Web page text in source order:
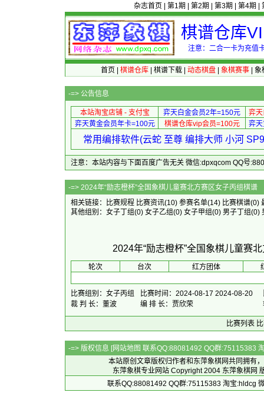
杂志首页 第1期 第2期 第3期 第4期
棋谱仓库
注意：二合一卡为充值
首页 棋谱仓库| 棋谱下载| 动态棋盘| 象棋赛事| 象
-=> 公告信息
本站淘宝店铺 - 支付宝 弈天白金会员2年=150元
弈
弈天黄金会员年卡=100元
棋谱仓库vip会员=100元 弈
常用编排软件(云蛇 至尊 编排大师 小河
注意：本站内容与下面百度广告无关 微信:dpxqcom QQ号
-=> 2024年“励志橙杯”全国象棋儿
相关链接：
比赛规程 比赛资讯(10) 参赛名单(14) 比赛棋谱(0)
其他组别： 女子丁组(0) 女子乙组(0) 女子甲组(0) 男子丁组(0)
2024年“励志橙杯”全国象棋儿童赛
轮次 台次 红方团体
比赛组别：女子丙组 比赛时间：2024-08-17 2024-08-20
裁 判 长：董波
编 排 长：贾欣荣
比赛列表
-=> 版权信息 [网站地图 联系QQ:88081492 QQ群:75115383
本站原创文章版权归作者和 东萍象棋网共同拥有
东萍象棋专业网站 Copyright 2004 东萍象棋网
联系QQ:88081492 QQ群:75115383 淘宝:hldcg